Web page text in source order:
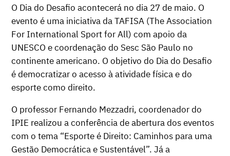
O Dia do Desafio acontecerá no dia 27 de maio. O
evento é uma iniciativa da TAFISA (The Association
For International Sport for All) com apoio da
UNESCO e coordenação do Sesc São Paulo no
continente americano. O objetivo do Dia do Desafio
é democratizar o acesso à atividade física e do
esporte como direito.
O professor Fernando Mezzadri, coordenador do
IPIE realizou a conferência de abertura dos eventos
com o tema “Esporte é Direito: Caminhos para uma
Gestão Democrática e Sustentável”. Já a